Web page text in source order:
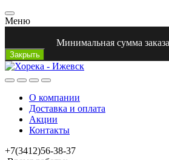
Меню
Минимальная сумма
Закрыть
О компании
Доставка и оплата
Акции
Контакты
+7(3412)56-38-37